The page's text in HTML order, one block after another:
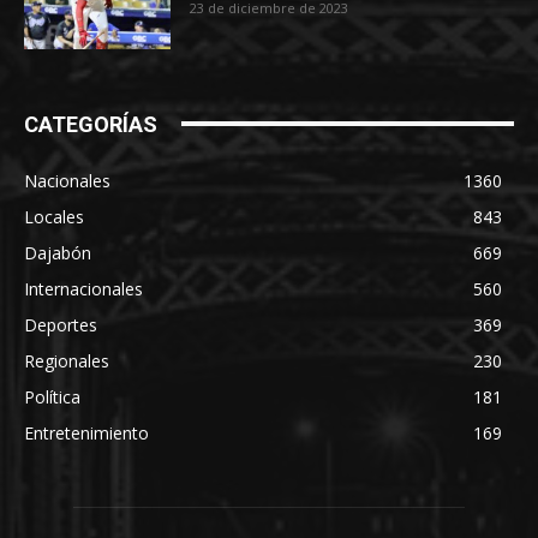
23 de diciembre de 2023
CATEGORÍAS
Nacionales
1360
Locales
843
Dajabón
669
Internacionales
560
Deportes
369
Regionales
230
Política
181
Entretenimiento
169